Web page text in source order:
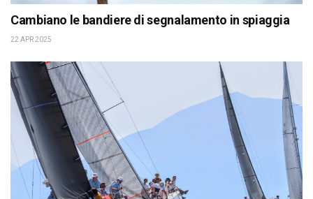
Cambiano le bandiere di segnalamento in spiaggia
22 APR 2025